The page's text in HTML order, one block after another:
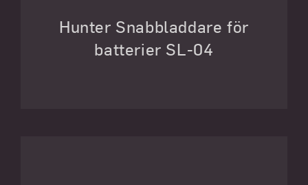
Hunter Snabbladdare för
batterier SL-04